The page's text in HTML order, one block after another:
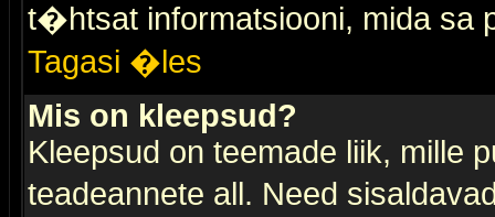
t�htsat informatsiooni, mida sa
Tagasi �les
Mis on kleepsud?
Kleepsud on teemade liik, mille
teadeannete all. Need